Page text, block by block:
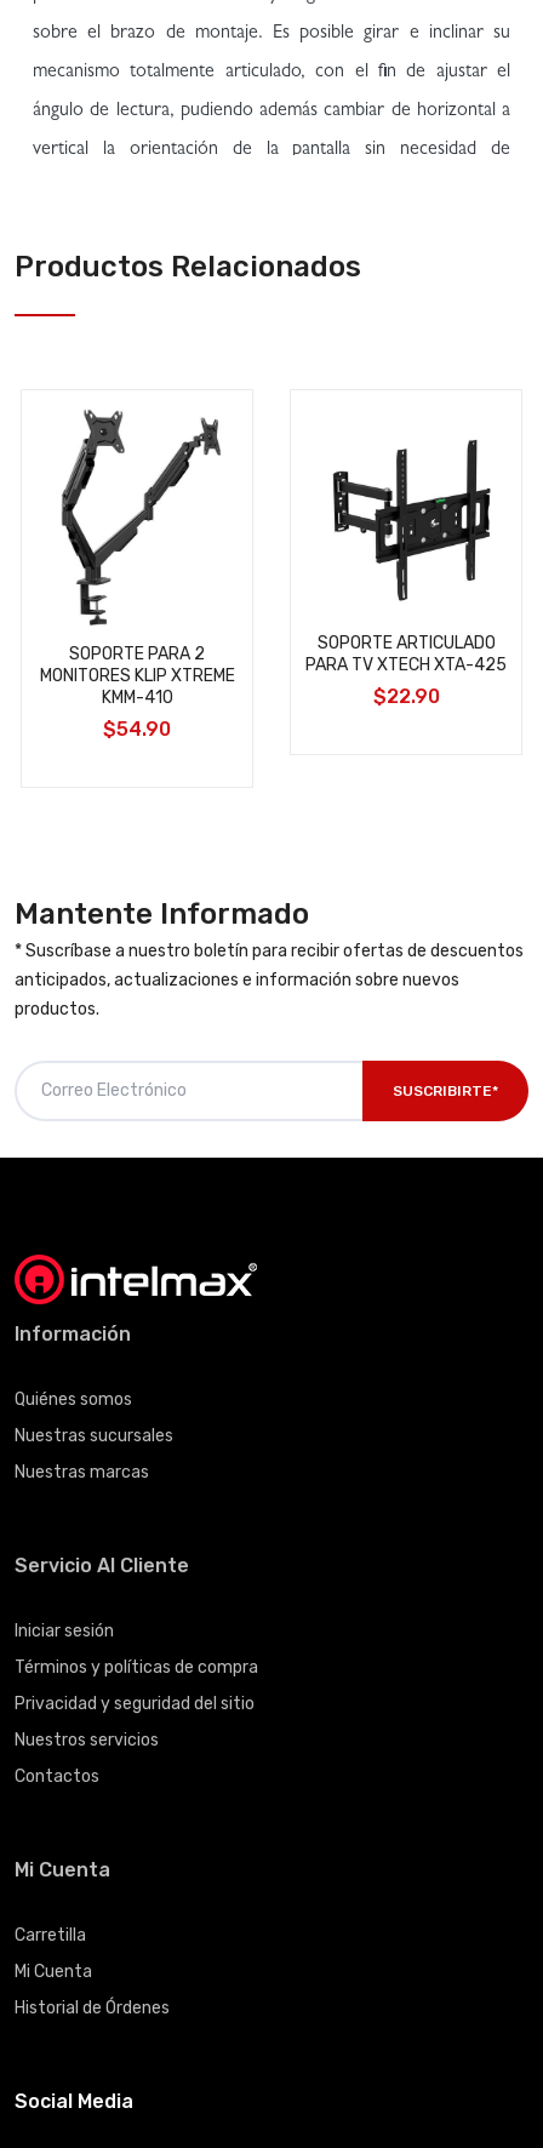
Productos Relacionados
SOPORTE PARA 2
MONITORES KLIP XTREME
KMM-410
$54.90
SOPORTE ARTICULADO
PARA TV XTECH XTA-425
$22.90
Mantente Informado
* Suscríbase a nuestro boletín para recibir ofertas de descuentos
anticipados, actualizaciones e información sobre nuevos
productos.
SUSCRIBIRTE*
Información
Quiénes somos
Nuestras sucursales
Nuestras marcas
Servicio Al Cliente
Iniciar sesión
Términos y políticas de compra
Privacidad y seguridad del sitio
Nuestros servicios
Contactos
Mi Cuenta
Carretilla
Mi Cuenta
Historial de Órdenes
Social Media